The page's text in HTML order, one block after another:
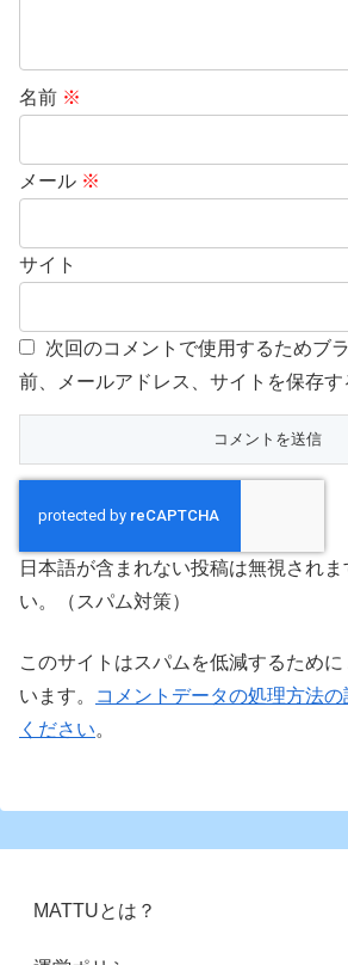
名前 ※
メール ※
サイト
次回のコメントで使用するためブ
前、メールアドレス、サイトを保存す
日本語が含まれない投稿は無視され
い。（スパム対策）
このサイトはスパムを低減するため
います。
コメントデータの処理方法
ください。
MATTUとは？